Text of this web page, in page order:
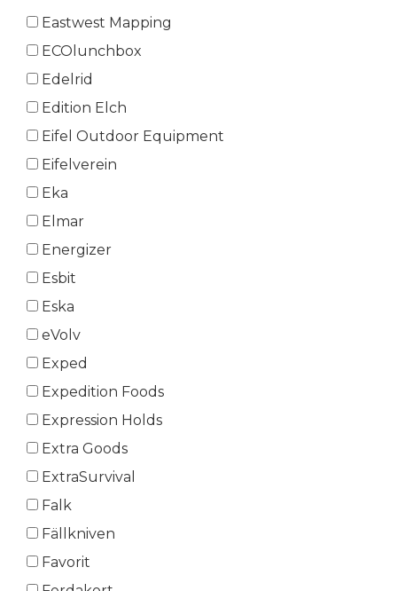
Eastwest Mapping
ECOlunchbox
Edelrid
Edition Elch
Eifel Outdoor Equipment
Eifelverein
Eka
Elmar
Energizer
Esbit
Eska
eVolv
Exped
Expedition Foods
Expression Holds
Extra Goods
ExtraSurvival
Falk
Fällkniven
Favorit